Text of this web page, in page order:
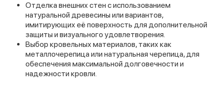
Отделка внешних стен с использованием
натуральной древесины или вариантов,
имитирующих её поверхность для дополнительной
защиты и визуального удовлетворения.
Выбор кровельных материалов, таких как
металлочерепица или натуральная черепица, для
обеспечения максимальной долговечности и
надежности кровли.